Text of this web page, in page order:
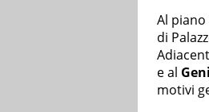
Al
di
e al
motivi